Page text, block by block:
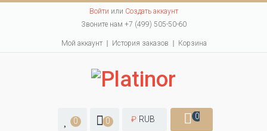
Войти или Создать аккаунт
Звоните нам +7 (499) 505-50-60
Мой аккаунт История заказов Корзина
0 0 ₽ RUB 0